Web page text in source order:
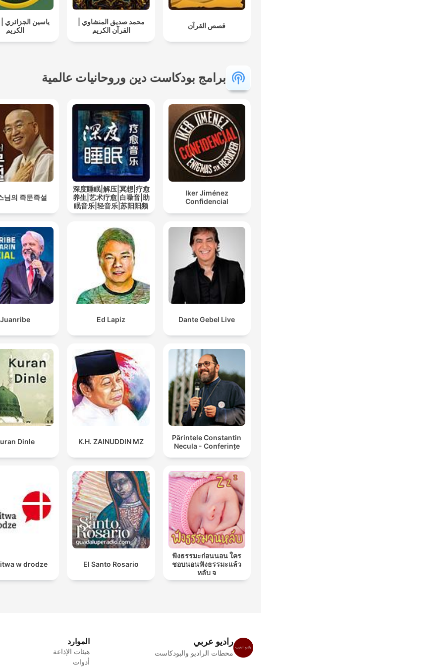
قصص القرآن
محمد صديق المنشاوي |
القرآن الكريم
ياسين الجزائري |
الكريم
برامج بودكاست دين وروحانيات عالمية
Iker Jiménez
Confidencial
深度睡眠|解压|冥想|疗愈
养生|艺术疗愈|白噪音|助
眠音乐|轻音乐|苏阳阳频
道
님의 즉문즉설
Dante Gebel Live
Ed Lapiz
Juanribe
Părintele Constantin
Necula - Conferințe
K.H. ZAINUDDIN MZ
Dinle
ฟังธรรมะก่อนนอน ใคร
ชอบนอนฟังธรรมะแล้ว
หลับ จ
El Santo Rosario
w drodze
راديو عربي
محطات الراديو والبودكاست
الموارد
هيئات الإذاعة
أدوات